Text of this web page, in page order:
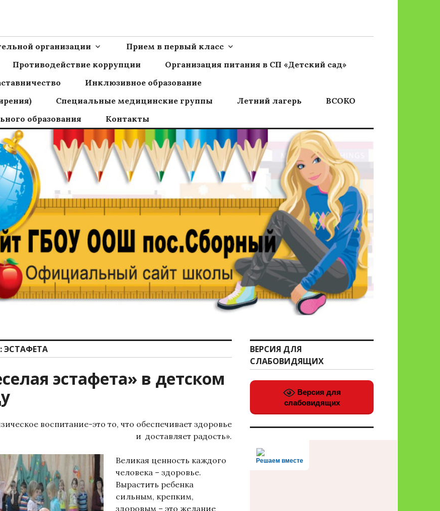
организации
Прием в первый класс
Противодействие коррупции
Организация питания в СП «Детский сад»
Инклюзивное образование
Специальные медицинские группы Летний лагерь
ВСОКО
образования Контакты
ЭСТАФЕТА
эстафета» в детском
воспитание-это то, что обеспечивает здоровье
и доставляет радость».
Великая ценность каждого
человека – здоровье.
Вырастить ребенка
сильным, крепким,
здоровым – это желание
ВЕРСИЯ ДЛЯ
СЛАБОВИДЯЩИХ
Версия для
слабовидящих
Решаем вместе